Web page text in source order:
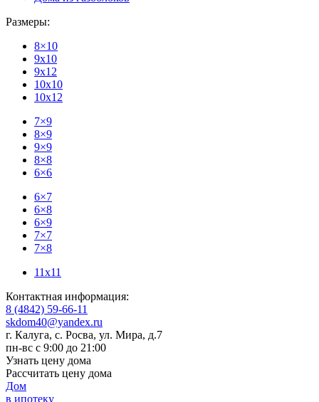
Размеры:
8×10
9x10
9x12
10x10
10x12
7×9
8×9
9×9
8×8
6×6
6×7
6×8
6×9
7×7
7×8
11x11
Контактная информация:
8 (4842) 59-66-11
skdom40@yandex.ru
г. Калуга, с. Росва, ул. Мира, д.7
пн-вс с 9:00 до 21:00
Узнать цену дома
Рассчитать цену дома
Дом
в ипотеку